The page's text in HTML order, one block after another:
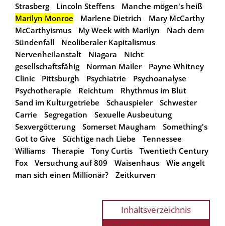
Strasberg
Lincoln Steffens
Manche mögen's heiß
Marilyn Monroe
Marlene Dietrich
Mary McCarthy
McCarthyismus
My Week with Marilyn
Nach dem
Sündenfall
Neoliberaler Kapitalismus
Nervenheilanstalt
Niagara
Nicht
gesellschaftsfähig
Norman Mailer
Payne Whitney
Clinic
Pittsburgh Psychiatrie
Psychoanalyse
Psychotherapie
Reichtum
Rhythmus im Blut
Sand im Kulturgetriebe
Schauspieler
Schwester
Carrie
Segregation
Sexuelle Ausbeutung
Sexvergötterung
Somerset Maugham
Something's
Got to Give
Süchtige nach Liebe
Tennessee
Williams
Therapie Tony Curtis
Twentieth Century
Fox
Versuchung auf 809 Waisenhaus
Wie angelt
man sich einen Millionär?
Zeitkurven
Inhaltsverzeichnis